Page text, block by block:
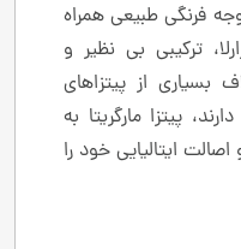
طبیعی همراه
ترکیبی بی ‌نظیر و
بسیاری از پیتزاهای
پیتزا مارگریتا به
ایتالیایی خود را